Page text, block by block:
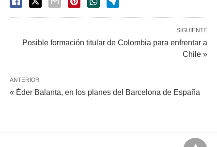
SIGUIENTE
Posible formación titular de Colombia para enfrentar a
Chile »
ANTERIOR
« Éder Balanta, en los planes del Barcelona de España